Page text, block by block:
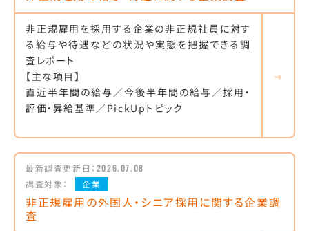
非正規雇用を採用する企業の非正規社員に対す
る給与や待遇などの状況や実態を把握できる調
査レポート
【主な項目】
直近半年間の給与／今後半年間の給与／採用・
評価・昇給基準／PickUpトピック
最新調査更新日： 2026.07.08
調査対象：
企業
非正規雇用の外国人・シニア採用に関する企業調
査